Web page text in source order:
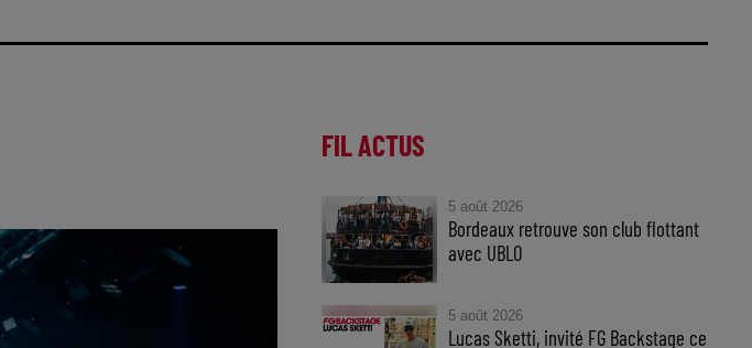
FIL ACTUS
5 août 2026
Bordeaux retrouve son club flottant
avec UBLO
5 août 2026
Lucas Sketti, invité FG Backstage ce